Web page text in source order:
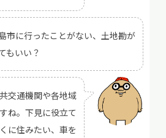
市に行ったことがない、土地勘が
もいい？
交通機関や各地域
ね。下見に役立て
に住みたい、車を